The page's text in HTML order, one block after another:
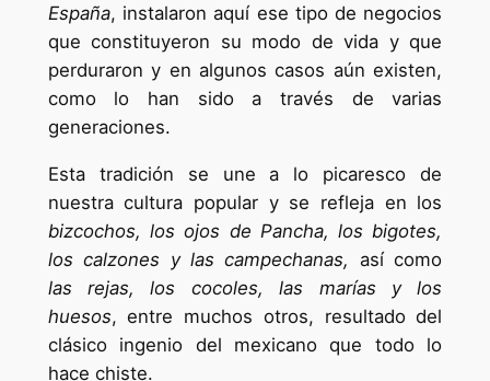
España, instalaron aquí ese tipo de negocios
que constituyeron su modo de vida y que
perduraron y en algunos casos aún existen,
como lo han sido a través de varias
generaciones.
Esta tradición se une a lo picaresco de
nuestra cultura popular y se refleja en los
bizcochos, los ojos de Pancha, los bigotes,
los calzones y las campechanas, así como
las rejas, los cocoles, las marías y los
huesos, entre muchos otros, resultado del
clásico ingenio del mexicano que todo lo
hace chiste.